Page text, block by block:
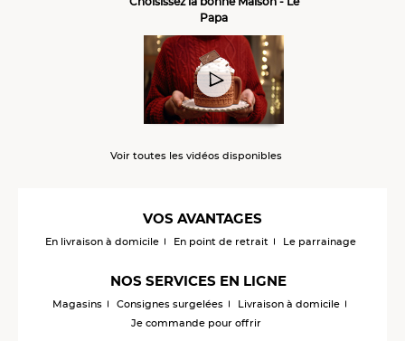
Papa
Voir toutes les vidéos disponibles
VOS AVANTAGES
En livraison à domicile En point de retrait Le parrainage
NOS SERVICES EN LIGNE
Magasins Consignes surgelées
Livraison à domicile
Je commande pour offrir